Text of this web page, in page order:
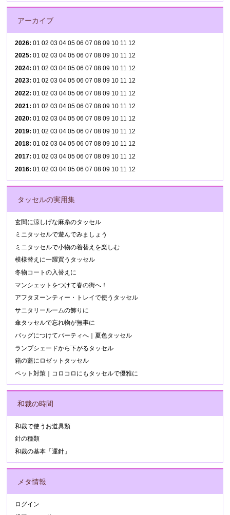
アーカイブ
2026:01 02 03 04 05 06 07 08 09 10 11 12
2025:01 02 03 04 05 06 07 08 09 10 11 12
2024:01 02 03 04 05 06 07 08 09 10 11 12
2023:01 02 03 04 05 06 07 08 09 10 11 12
2022:01 02 03 04 05 06 07 08 09 10 11 12
2021:01 02 03 04 05 06 07 08 09 10 11 12
2020:01 02 03 04 05 06 07 08 09 10 11 12
2019:01 02 03 04 05 06 07 08 09 10 11 12
2018:01 02 03 04 05 06 07 08 09 10 11 12
2017:01 02 03 04 05 06 07 08 09 10 11 12
2016:01 02 03 04 05 06 07 08 09 10 11 12
タッセルの実用集
玄関に涼しげな麻糸のタッセル
ミニタッセルで遊んでみましょう
ミニタッセルで小物の着替えを楽しむ
模様替えに一躍買うタッセル
冬物コートの入替えに
マンシェットをつけて春の街へ！
アフタヌーンティー・トレイで使うタッセル
サニタリールームの飾りに
傘タッセルで忘れ物が無事に
バッグにつけてパーティへ｜夏色タッセル
ランプシェードから下がるタッセル
箱の蓋にロゼットタッセル
ペット対策｜コロコロにもタッセルで優雅に
和裁の時間
和裁で使うお道具類
針の種類
和裁の基本「運針」
メタ情報
ログイン